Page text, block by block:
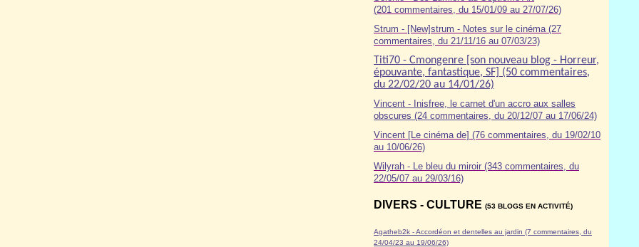
(201 commentaires, du 15/01/09 au 27/07/26)
Strum - [New]strum - Notes sur le cinéma (27
commentaires, du 21/11/16 au 07/03/23)
Titi70 - Cmongenre [son nouveau blog - Horreur,
épouvante, fantastique, SF] (50 commentaires,
du 22/02/20 au 14/01/26)
Vincent - Inisfree, le carnet d'un accro aux salles
obscures (24 commentaires, du 20/12/07 au 17/06/24)
Vincent [Le cinéma de] (76 commentaires, du 19/02/10
au 10/06/26)
Wilyrah - Le bleu du miroir (343 commentaires, du
22/05/07 au 29/03/16)
DIVERS - CULTURE (53 BLOGS EN ACTIVITÉ)
Agatheb2k - Accordéon et dentelles au jardin (7 commentaires, du
24/04/23 au 19/06/26)